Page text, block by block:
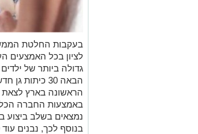
לציון בכל האמצעים
גדולה ביותר של
הראשונה בארץ לצאת
באמצעות החברה